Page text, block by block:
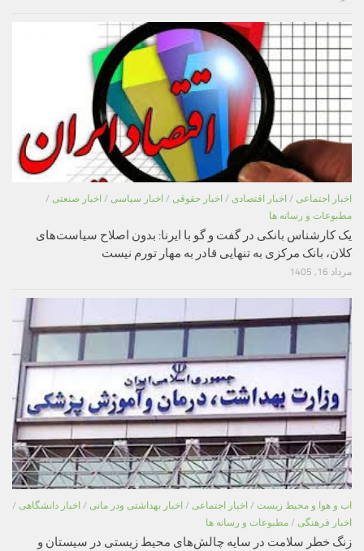
اخبار اجتماعی / اخبار اقتصادی / اخبار حقوقی / اخبار سیاسی / اخبار صنعتی /
مطبوعات و رسانه ها
یک کارشناس بانکی در گفت و گو با ایرنا: بدون اصلاح سیاست‌های
کلان، بانک مرکزی به تنهایی قادر به مهار تورم نیست
مرداد 16, 1405
اب و هوا و محیط زیست / اخبار اجتماعی / اخبار بهداشتی ودر مانی / اخبار دانشگاهی /
اخبار فرهنگی / مطبوعات و رسانه ها
زنگ خطر سلامت در سایه چالش‌های محیط زیستی در سیستان و